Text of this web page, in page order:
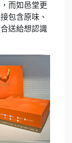
而如邑堂更
包含原味、
送給想認識